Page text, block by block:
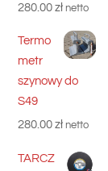
280.00zł netto
Termo
metr
szynowy do
S49
280.00zł netto
TARCZ